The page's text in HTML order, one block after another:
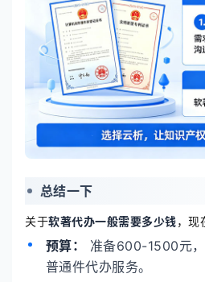
总结一下
关于软著代办一般需要多少钱，现
预算：
准备600-1500元
普通件代办服务。